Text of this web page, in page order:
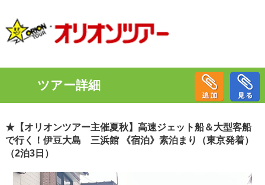
ツアー詳細
★【オリオンツアー主催夏秋】高速ジェット船＆大型客船
で行く！伊豆大島 三浜館 《宿泊》素泊まり（東京発着）
（2泊3日）